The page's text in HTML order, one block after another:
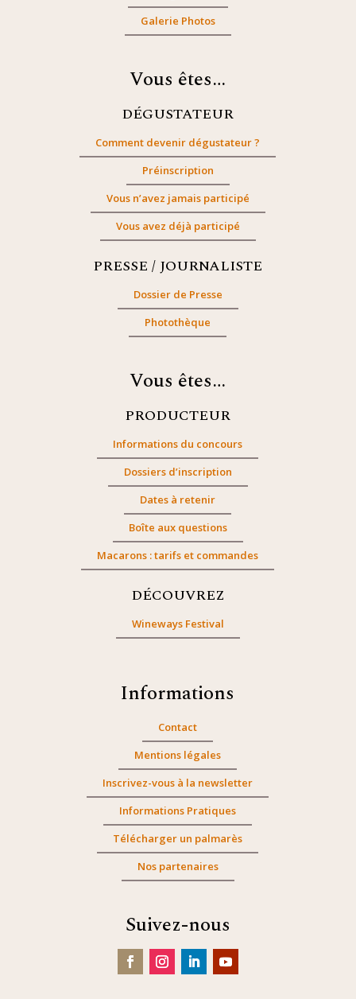
Galerie Photos
Vous êtes…
DÉGUSTATEUR
Comment devenir dégustateur ?
Préinscription
Vous n’avez jamais participé
Vous avez déjà participé
PRESSE / JOURNALISTE
Dossier de Presse
Photothèque
Vous êtes…
PRODUCTEUR
Informations du concours
Dossiers d’inscription
Dates à retenir
Boîte aux questions
Macarons : tarifs et commandes
DÉCOUVREZ
Wineways Festival
Informations
Contact
Mentions légales
Inscrivez-vous à la newsletter
Informations Pratiques
Télécharger un palmarès
Nos partenaires
Suivez-nous